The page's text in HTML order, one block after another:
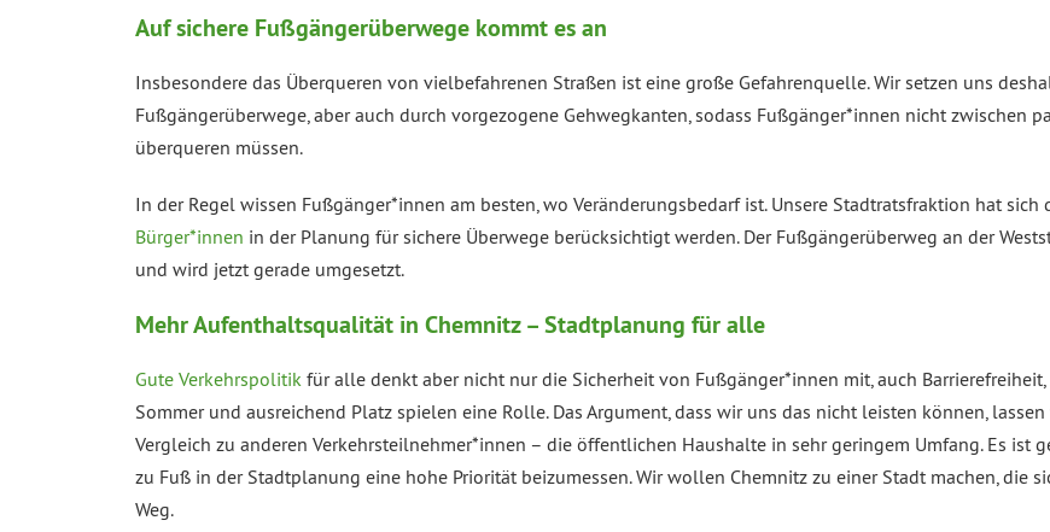
Auf sichere Fußgängerüberwege kommt es an
Insbesondere das Überqueren von vielbefahrenen Straßen ist eine große Gefahrenquelle. Wir setzen uns
Fußgängerüberwege, aber auch durch vorgezogene Gehwegkanten, sodass Fußgänger*innen nicht zwischen
überqueren müssen.
In der Regel wissen Fußgänger*innen am besten, wo Veränderungsbedarf ist. Unsere Stadtratsfraktion hat sich
Bürger*innen in der Planung für sichere Überwege berücksichtigt werden. Der Fußgängerüberweg an der
und wird jetzt gerade umgesetzt.
Mehr Aufenthaltsqualität in Chemnitz – Stadtplanung für alle
Gute Verkehrspolitik für alle denkt aber nicht nur die Sicherheit von Fußgänger*innen mit, auch
Sommer und ausreichend Platz spielen eine Rolle. Das Argument, dass wir uns das nicht leisten können,
Vergleich zu anderen Verkehrsteilnehmer*innen – die öffentlichen Haushalte in sehr geringem Umfang. Es ist
zu Fuß in der Stadtplanung eine hohe Priorität beizumessen. Wir wollen Chemnitz zu einer Stadt machen, die
Weg.